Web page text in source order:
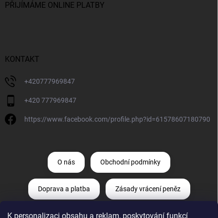
K personalizaci obsahu a reklam, poskytování funkcí
PŘIJÍMÁME ONLINE PLATBY
KONTAKT
+420777969847
+420 777969847
https://www.facebook.com/profile.php?id=61578607180790
O nás Obchodní podmínky
Doprava a platba Zásady vrácení peněz
Zásady ochrany osobních údajů